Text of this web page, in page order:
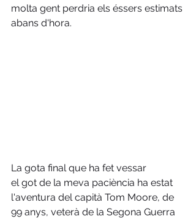
molta gent perdria els éssers estimats
abans d'hora.
La gota final que ha fet vessar
el got de la meva paciència ha estat
l'aventura del capità Tom Moore, de
99 anys, veterà de la Segona Guerra